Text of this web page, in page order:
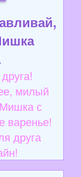
милый
с
варенье!
друга